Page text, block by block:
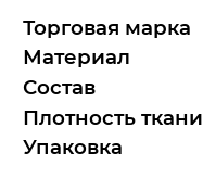
Торговая марка
Материал
Состав
Плотность ткани
Упаковка